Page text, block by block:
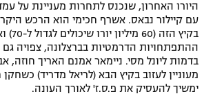
היורו האחרון, שנכנס לתחרות מעניינת על
עם קיילור נבאס. אשרף חכימי הוא הרכש
בקיץ הזה
ההתפתחויות הדרמטיות בברצלונה, צפויה
בדמות ליונל מסי. ניימאר אמנם האריך חוזה,
מעוניין לעזוב בקיץ הבא (לריאל מדריד) כשחקן
ימשיך להעסיק את פ.ס.ז' לאורך העונה.